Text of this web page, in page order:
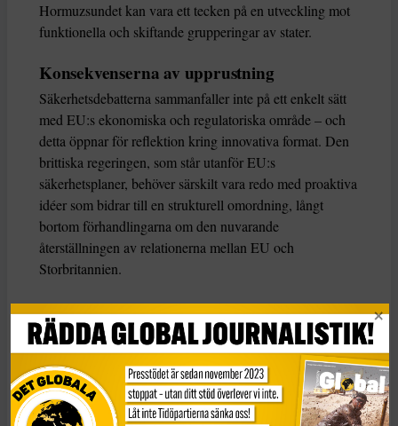
Hormuzsundet kan vara ett tecken på en utveckling mot
funktionella och skiftande grupperingar av stater.
Konsekvenserna av upprustning
Säkerhetsdebatterna sammanfaller inte på ett enkelt sätt
med EU:s ekonomiska och regulatoriska område – och
detta öppnar för reflektion kring innovativa format. Den
brittiska regeringen, som står utanför EU:s
säkerhetsplaner, behöver särskilt vara redo med proaktiva
idéer som bidrar till en strukturell omordning, långt
bortom förhandlingarna om den nuvarande
återställningen av relationerna mellan EU och
Storbritannien.
När EU slutför sin nya säkerhetsstrategi och
Storbritannien går vidare med genomförandet av sin
strategiska försvarsöversyn behöver europeiska
regeringar ta itu med de politiska konsekvenserna av
upprustningen. Dessa innebär svårare och mer
strukturella utmaningar än att bara höja